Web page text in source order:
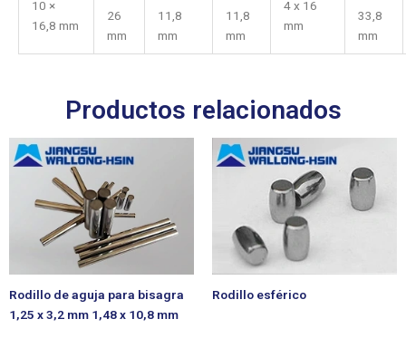
10 ×
16,8 mm
26
mm
11,8
mm
11,8
mm
4 x 16
mm
33,8
mm
Productos relacionados
Rodillo de aguja para bisagra
1,25 x 3,2 mm 1,48 x 10,8 mm
Rodillo esférico